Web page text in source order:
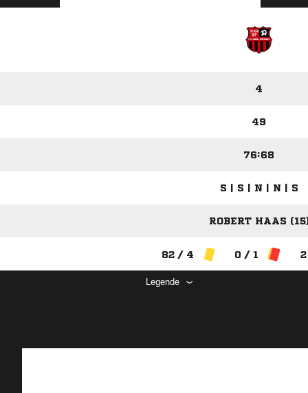
4
49
76:68
S | S | N | N | S
ROBERT HAAS
82 / 4 0 / 1
Legende